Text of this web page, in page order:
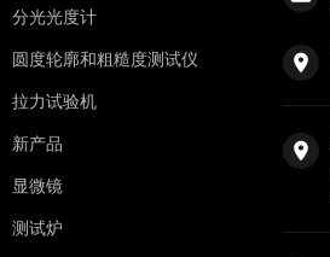
分光光度计
圆度轮廓和粗糙度测试仪
拉力试验机
新产品
显微镜
测试炉